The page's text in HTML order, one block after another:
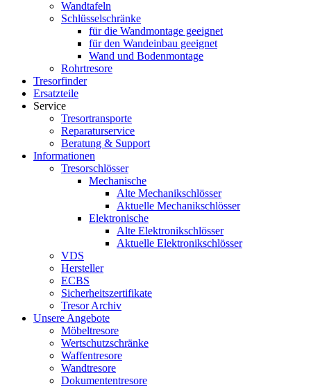
Wandtafeln
Schlüsselschränke
für die Wandmontage geeignet
für den Wandeinbau geeignet
Wand und Bodenmontage
Rohrtresore
Tresorfinder
Ersatzteile
Service
Tresortransporte
Reparaturservice
Beratung & Support
Informationen
Tresorschlösser
Mechanische
Alte Mechanikschlösser
Aktuelle Mechanikschlösser
Elektronische
Alte Elektronikschlösser
Aktuelle Elektronikschlösser
VDS
Hersteller
ECBS
Sicherheitszertifikate
Tresor Archiv
Unsere Angebote
Möbeltresore
Wertschutzschränke
Waffentresore
Wandtresore
Dokumententresore